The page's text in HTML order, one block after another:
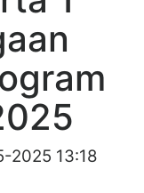
2025 13:18